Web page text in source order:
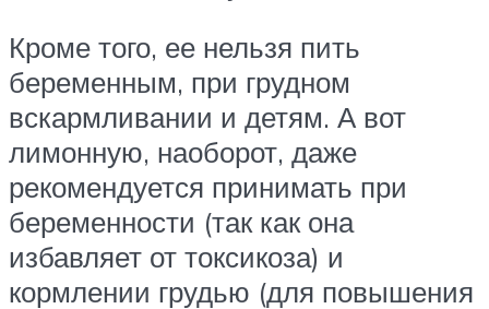
Кроме того, ее нельзя пить
беременным, при грудном
вскармливании и детям. А вот
лимонную, наоборот, даже
рекомендуется принимать при
беременности (так как она
избавляет от токсикоза) и
кормлении грудью (для повышения